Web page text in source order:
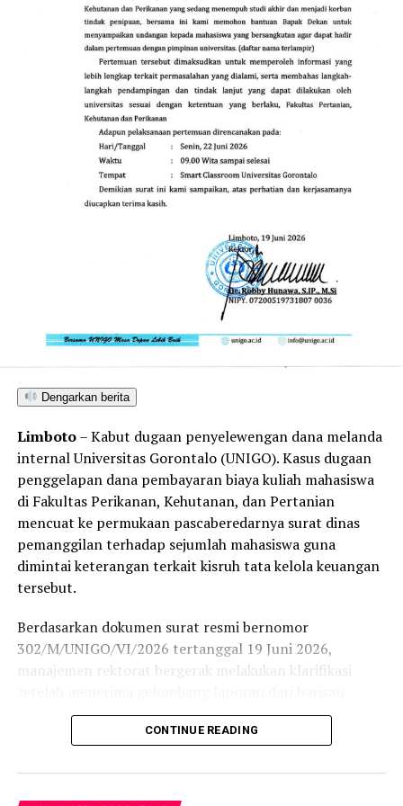
mengenai dugaan penggelapan dana di lingkungan
FPKP UNIGO pertama kali meledak ke publik
pascaberedarnya surat pemanggilan resmi dari birokrasi
kampus terhadap belasan mahasiswa. Pemanggilan
tersebut ditujukan untuk mencocokkan dokumen
kuitansi manual dengan data digital, menyusul adanya
gelombang laporan keberatan dari para mahasiswa yang
merasa dirugikan oleh pola penataan administrasi
keuangan di fakultas tersebut.
internal di tingkat yayasan maupun universitas
dilaporkan masih berada pada fase pendalaman intensif.
Pihak Universitas Gorontalo sendiri terpantau belum
mengeluarkan diktum keputusan ataupun kesimpulan
hukum apa pun terkait hasil investigasi yang dilakukan
oleh tim pemeriksa.
Dengarkan berita
Limboto– Kabut dugaan penyelewengan dana melanda
internal Universitas Gorontalo (UNIGO). Kasus dugaan
penggelapan dana pembayaran biaya kuliah mahasiswa
di Fakultas Perikanan, Kehutanan, dan Pertanian
mencuat ke permukaan pascaberedarnya surat dinas
pemanggilan terhadap sejumlah mahasiswa guna
dimintai keterangan terkait kisruh tata kelola keuangan
tersebut.
Berdasarkan dokumen surat resmi bernomor
302/M/UNIGO/VI/2026 tertanggal 19 Juni 2026,
manajemen rektorat bergerak melakukan klarifikasi
mahasiswa yang diduga kuat menjadi korban penipuan
Jauh sebelum surat rektorat tersebut terbit, Badan
Pemeriksa Keuangan dan Aset Yayasan Pendidikan
CONTINUE READING